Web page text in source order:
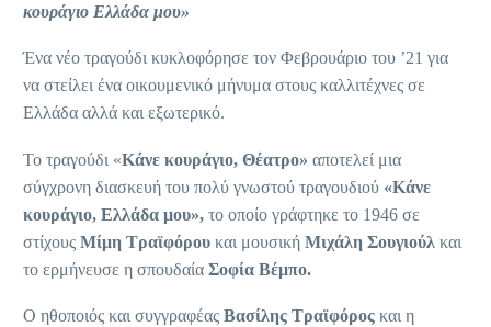
κουράγιο Ελλάδα μου»
Ένα νέο τραγούδι κυκλοφόρησε τον Φεβρουάριο του ’21 για
να στείλει ένα οικουμενικό μήνυμα στους καλλιτέχνες σε
Ελλάδα αλλά και εξωτερικό.
Το τραγούδι «Κάνε κουράγιο, Θέατρο» αποτελεί μια
σύγχρονη διασκευή του πολύ γνωστού τραγουδιού «Κάνε
κουράγιο, Ελλάδα μου», το οποίο γράφτηκε το 1946 σε
στίχους Μίμη Τραϊφόρου και μουσική Μιχάλη Σουγιούλ και
το ερμήνευσε η σπουδαία Σοφία Βέμπο.
Ο ηθοποιός και συγγραφέας Βασίλης Τραϊφόρος και η